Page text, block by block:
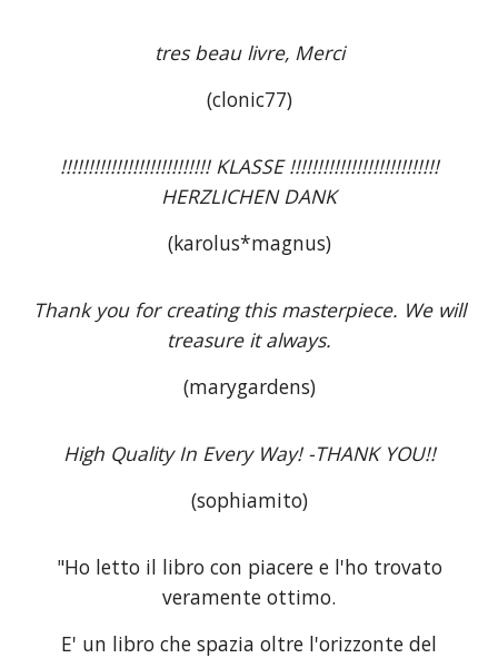
tres beau livre, Merci
(clonic77)
!!!!!!!!!!!!!!!!!!!!!!!!!!! KLASSE !!!!!!!!!!!!!!!!!!!!!!!!!!!
HERZLICHEN DANK
(karolus*magnus)
Thank you for creating this masterpiece. We will
treasure it always.
(marygardens)
High Quality In Every Way! -THANK YOU!!
(sophiamito)
"Ho letto il libro con piacere e l'ho trovato
veramente ottimo.
E' un libro che spazia oltre l'orizzonte del